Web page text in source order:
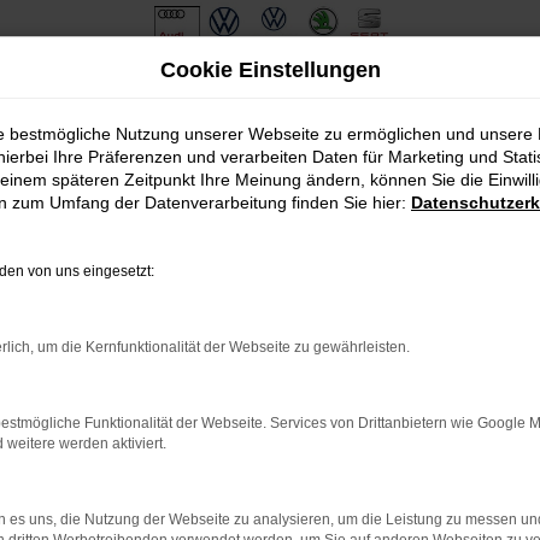
bestimmter Seiten verhindern. Funktioniert die Seite in
dem neuesten Stand sind.
kann auch dazu führen, dass bestimmte Funktionen nicht
Cookie Einstellungen
bestmögliche Nutzung unserer Webseite zu ermöglichen und unsere
Ihre Präferenzen und verarbeiten Daten für Marketing und
späteren Zeitpunkt Ihre Meinung ändern, können Sie die
zum Umfang der Datenverarbeitung finden Sie hier:
von uns eingesetzt:
um die Kernfunktionalität der Webseite zu gewährleisten.
Funktionalität der Webseite. Services von Drittanbietern wie Google
weitere werden aktiviert.
es uns, die Nutzung der Webseite zu analysieren, um die Leistung zu messen